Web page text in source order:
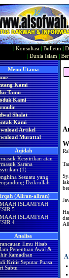
Konsultasi Bulletin
Dunia Islam
Menu Utama
Kami
Tamu
Kami
Shalat
Kami
Artikel
Murattal
Aqidah
Kesyirikan atau
Sarana
(1)
Sesuatu yang
Dzikrullah
(Aliran-aliran)
ISLAMIYAH
5
ISLAMIYAH
4
Analisa
Ilmu Hisab
Penentuan Awal &
Ramadhan
Kritis Seputar Puasa
Sabtu